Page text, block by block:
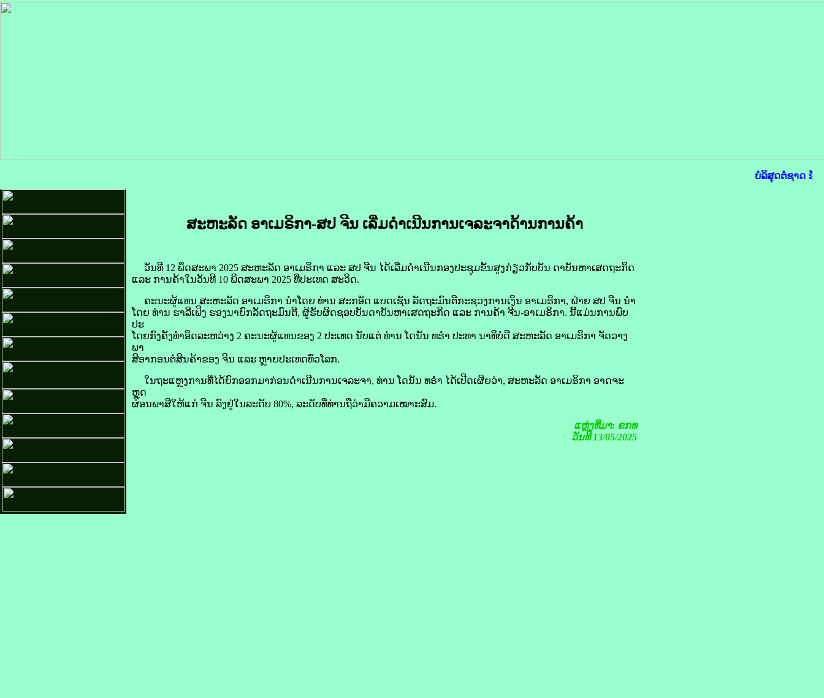
ບໍລິສຸດຕໍ່ຊາດ ຮັບ
ສະຫະລັດ​ ອາ​ເມ​ຣິ​ກາ-ສປ ຈີນ ເລີ່ມດຳເນີນ​ການ​ເຈລະຈາ​ດ້ານ​ການ​ຄ້າ
ວັນ​ທີ 12 ພຶດສະພາ 2025 ສະຫະລັດ​ ອາ​ເມ​ຣິ​ກາ ແລະ ​ສປ ຈີນ ໄດ້​ເລີ່ມ​ດຳເນີນ​ກອງ​ປະຊຸມ​ຂັ້ນ​ສູງ​ກ່ຽວ​ກັບ​ບັນ ດາ​ບັນຫາ​ເສດຖະກິດ
ແລະ ການ​ຄ້າ​ໃນ​ວັນ​ທີ 10 ພຶດສະພາ 2025 ທີ່ປະເທດ ສະ​ວິດ.
ຄະນະ​ຜູ້​ແທນ ສະຫະລັດ ​ອາ​ເມ​ຣິ​ກາ​ ນຳ​ໂດຍ ທ່ານ ສະ​​ກ​ອັດ ແບດ​ເຊັນ ລັດຖະມົນຕີ​ກະຊວງ​ການ​ເງິນ​ ອາ​ເມ​ຣິ​ກາ, ຝ່າຍ ​ສປ ຈີນ ນຳ​
ໂດຍ ທ່ານ ຮາ​ລີ​ເຟິງ ຮອງ​ນາຍົກລັດຖະມົນຕີ, ຜູ້​ຮັບຜິດຊອບ​ບັນດາ​ບັນຫາ​ເສດຖະກິດ ແລະ ການ​ຄ້າ ຈີນ-ອາ​ເມ​ຣິ​ກາ. ນີ້​ແມ່ນ​ການ​ພົບ​
ປະ​
ໂດຍ​ກົງ​ຄັ້ງ​ທຳ​ອິດ​ລະຫວ່າງ 2 ຄະນະ​ຜູ້​ແທນ​ຂອງ 2 ປະເທດ ນັບ​ແຕ່ ທ່ານ ໂດ​ນັນ ທຣຳ ປະທາ ນາທິບໍດີ ສະຫະລັດ ອາ​ເມ​ຣິ​ກາ ຈັດ​ວາງ​
ພາ
ສີ​ອາກອນ​ຕໍ່​ສິນຄ້າ​ຂອງ ຈີນ ແລະ ຫຼາຍ​ປະເທດ​ທົ່ວ​ໂລກ.
ໃນ​ຖະແຫຼງການ​ທີ່​ໄດ້​ຍົກ​ອອກ​ມາ​ກ່ອນ​ດຳເນີນ​ການ​ເຈລະຈາ, ທ່ານ ໂດ​ນັນ ທຣຳ ໄດ້​ເປີດເຜີຍ​ວ່າ, ສະຫະລັດ ​ອາ​ເມ​ຣິ​ກາ ອາດ​ຈະ​
ຫຼຸດ
ຜ່ອນ​ພາສີ​ໃຫ້​ແກ່ ຈີນ ລົງ​ຢູ່ໃນລະດັບ 80%, ລະດັບ​ທີ່​ທ່ານ​ຖື​ວ່າ​ມີຄວາມ​ເໝາະ​ສົມ.
ແຫຼ່ງທີ່ມາ: ຂກທ
ວັນທີ 13/05/2025